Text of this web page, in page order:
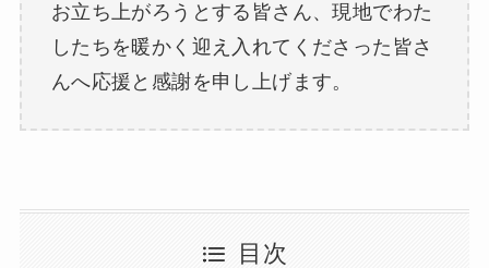
お立ち上がろうとする皆さん、現地でわた
したちを暖かく迎え入れてくださった皆さ
んへ応援と感謝を申し上げます。
目次